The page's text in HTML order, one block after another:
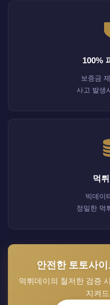
100%
보증금
사고 발생
먹
빅데이
정밀한 먹
안전한 토토사
먹튀데이의 철저한 검증
지켜